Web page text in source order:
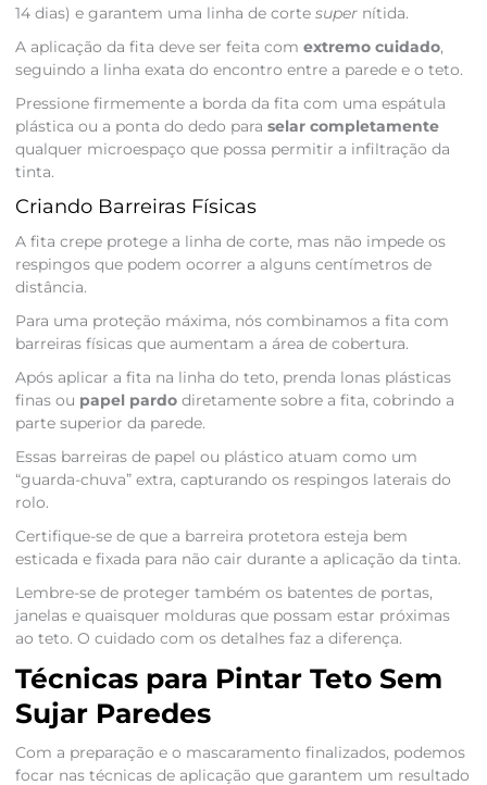
14 dias) e garantem uma linha de corte supernítida.
A aplicação da fita deve ser feita com extremo cuidado,
seguindo a linha exata do encontro entre a parede e o teto.
Pressione firmemente a borda da fita com uma espátula
plástica ou a ponta do dedo para selar completamente
qualquer microespaço que possa permitir a infiltração da
tinta.
Criando Barreiras Físicas
A fita crepe protege a linha de corte, mas não impede os
respingos que podem ocorrer a alguns centímetros de
distância.
Para uma proteção máxima, nós combinamos a fita com
barreiras físicas que aumentam a área de cobertura.
Após aplicar a fita na linha do teto, prenda lonas plásticas
finas ou papel pardodiretamente sobre a fita, cobrindo a
parte superior da parede.
Essas barreiras de papel ou plástico atuam como um
“guarda-chuva” extra, capturando os respingos laterais do
rolo.
Certifique-se de que a barreira protetora esteja bem
esticada e fixada para não cair durante a aplicação da tinta.
Lembre-se de proteger também os batentes de portas,
janelas e quaisquer molduras que possam estar próximas
ao teto. O cuidado com os detalhes faz a diferença.
Técnicas para Pintar Teto Sem
Sujar Paredes
Com a preparação e o mascaramento finalizados, podemos
focar nas técnicas de aplicação que garantem um resultado